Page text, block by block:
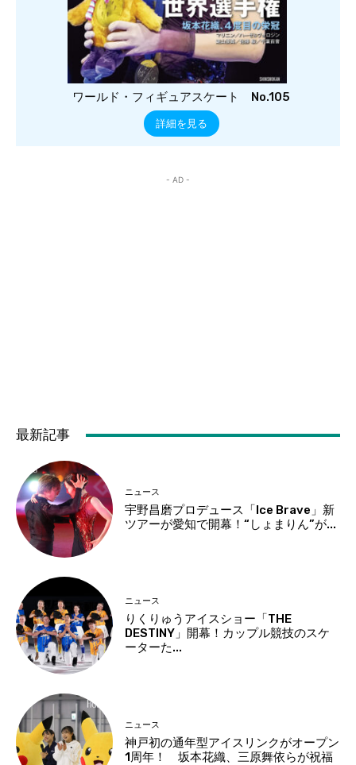
ワールド・フィギュアスケート No.105
詳細を見る
- AD -
最新記事
ニュース
宇野昌磨プロデュース「Ice Brave」新
ツアーが愛知で開幕！“しょまりん”が...
ニュース
りくりゅうアイスショー「THE
DESTINY」開幕！カップル競技のスケ
ーターた...
ニュース
神戸初の通年型アイスリンクがオープン
1周年！ 坂本花織、三原舞依らが祝福